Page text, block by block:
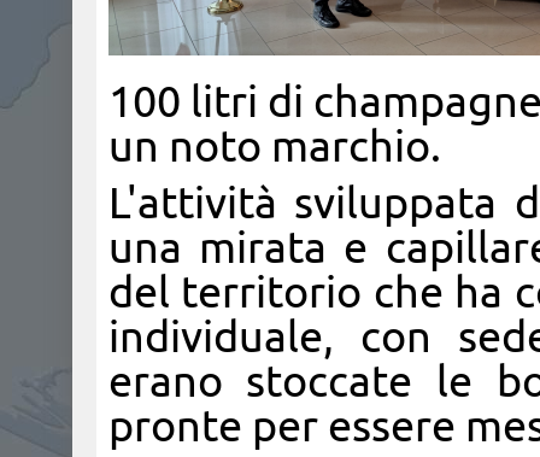
100 litri di
un noto marchio.
L'attività sviluppata
una mirata e
del territorio che ha
individuale, con
erano stoccate le
pronte per essere